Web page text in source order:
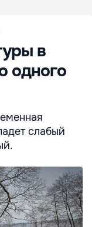
в
одного
слабый